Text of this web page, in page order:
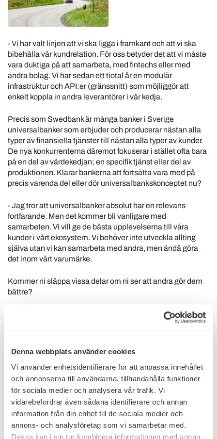
Denna webbplats använder cookies
Vi använder enhetsidentifierare för att anpassa innehållet
och annonserna till användarna, tillhandahålla funktioner
för sociala medier och analysera vår trafik. Vi
vidarebefordrar även sådana identifierare och annan
information från din enhet till de sociala medier och
annons- och analysföretag som vi samarbetar med.
Dessa kan i sin tur kombinera informationen med annan
- Vi har valt linjen att vi ska ligga i framkant och att vi ska
bibehålla vår kundrelation. För oss betyder det att vi måste
vara duktiga på att samarbeta, med fintechs eller med
andra bolag. Vi har sedan ett tiotal år en modulär
infrastruktur och API:er (gränssnitt) som möjliggör att
enkelt koppla in andra leverantörer i vår kedja.
Precis som Swedbank är många banker i Sverige
universalbanker som erbjuder och producerar nästan alla
typer av finansiella tjänster till nästan alla typer av kunder.
De nya konkurrenterna däremot fokuserar i stället ofta bara
på en del av värdekedjan; en specifik tjänst eller del av
produktionen. Klarar bankerna att fortsätta vara med på
precis varenda del eller dör universalbankskonceptet nu?
- Jag tror att universalbanker absolut har en relevans
fortfarande. Men det kommer bli vanligare med
samarbeten. Vi vill ge de bästa upplevelserna till våra
kunder i vårt ekosystem. Vi behöver inte utveckla allting
själva utan vi kan samarbeta med andra, men ändå göra
det inom vårt varumärke.
Kommer ni släppa vissa delar om ni ser att andra gör dem
bättre?
- För oss är det inte antingen eller, utan vi samarbetar mer
än gärna med fintechs och kommer att göra det ännu mer.
bästa och mest relevanta leverantören för våra kunder. Det
har vi gjort i många år; tittat på om det är något vi kan
outsourca eller om vi ska köpa in tjänster ifrån andra.
Ett färskt exempel är en tjänst lite utanför det gängse
banksortimentet, en abonnemangstjänst, som Swedbank
erbjuder sina kunder. Genom den får kunderna förslag på
billigare alternativ för sina återkommande kostnader såsom